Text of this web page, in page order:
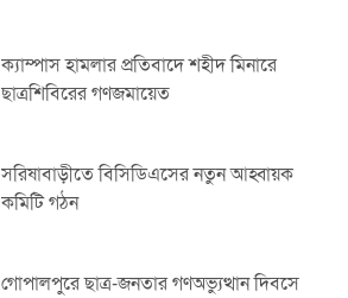
ক্যাম্পাস হামলার প্রতিবাদে শহীদ মিনারে
ছাত্রশিবিরের গণজমায়েত
সরিষাবাড়ীতে বিসিডিএসের নতুন আহ্বায়ক
কমিটি গঠন
গোপালপুরে ছাত্র-জনতার গণঅভ্যুত্থান দিবসে